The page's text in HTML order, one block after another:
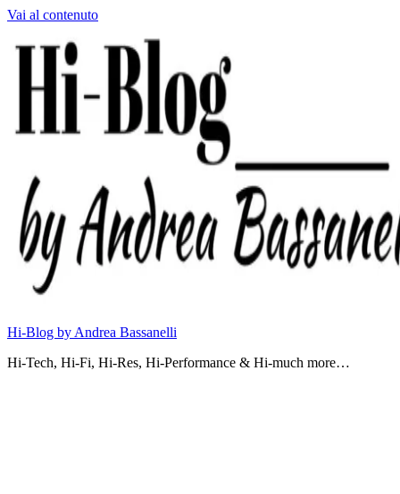
Vai al contenuto
Hi-Blog by Andrea Bassanelli
Hi-Tech, Hi-Fi, Hi-Res, Hi-Performance & Hi-much more…